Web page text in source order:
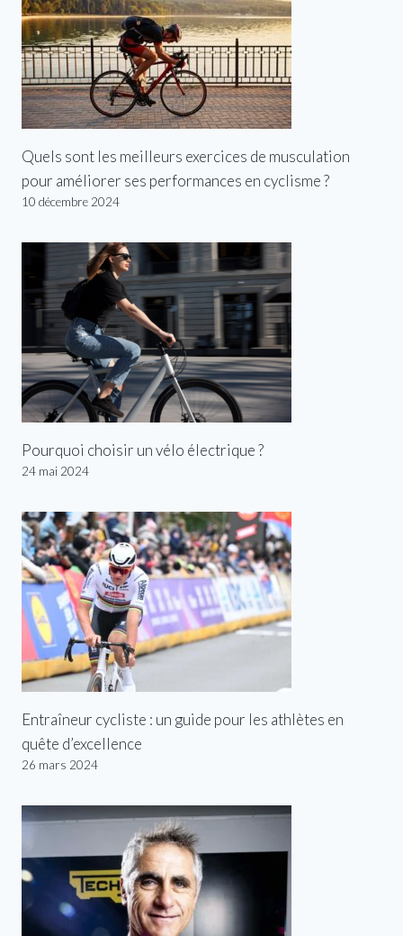
Quels sont les meilleurs exercices de musculation
pour améliorer ses performances en cyclisme ?
10 décembre 2024
Pourquoi choisir un vélo électrique ?
24 mai 2024
Entraîneur cycliste : un guide pour les athlètes en
quête d’excellence
26 mars 2024